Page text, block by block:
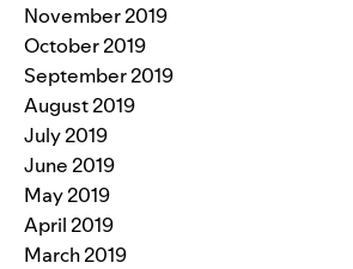
November 2019
October 2019
September 2019
August 2019
July 2019
June 2019
May 2019
April 2019
March 2019